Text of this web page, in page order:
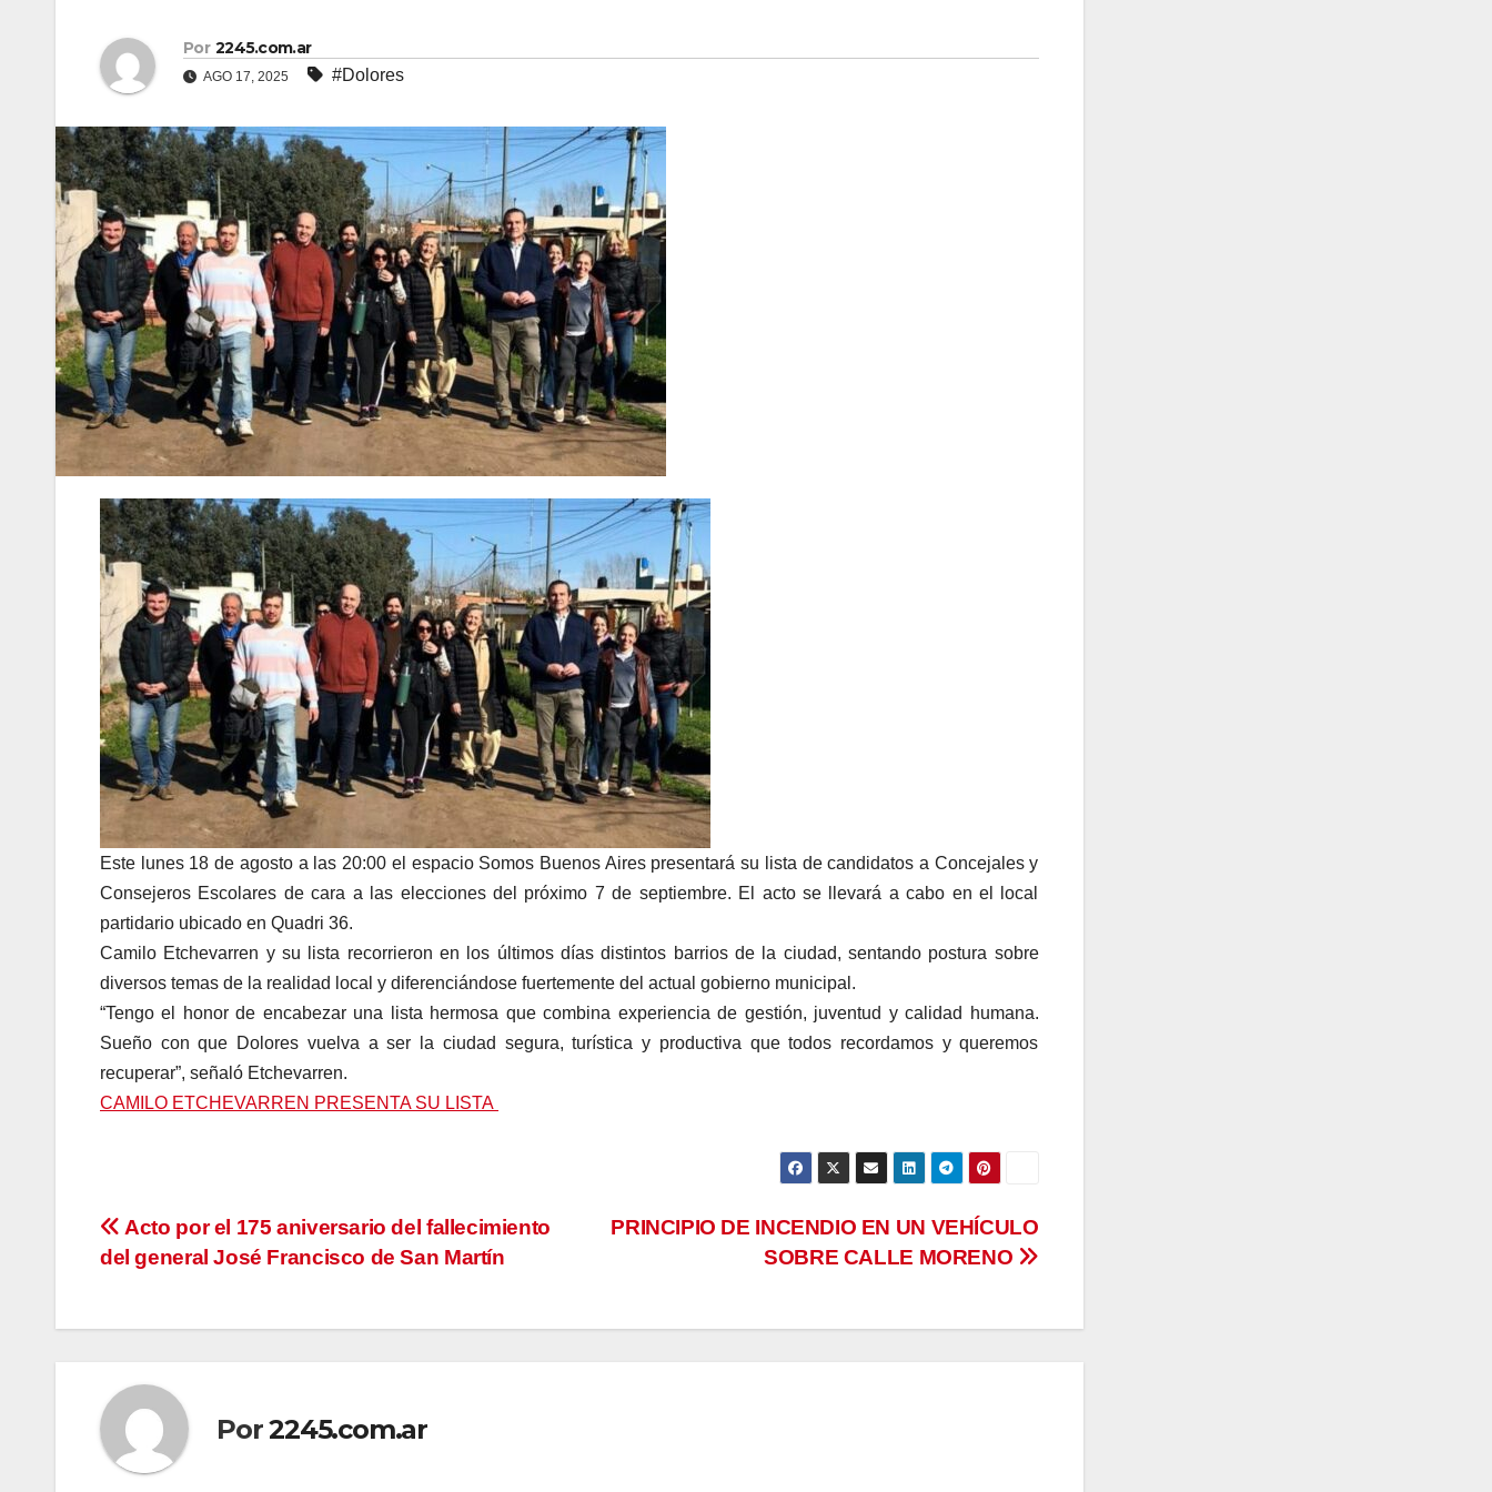
Por 2245.com.ar
AGO 17, 2025 #Dolores
Este lunes 18 de agosto a las 20:00 el espacio Somos Buenos Aires presentará su lista de candidatos a Concejales y
Consejeros Escolares de cara a las elecciones del próximo 7 de septiembre. El acto se llevará a cabo en el local
partidario ubicado en Quadri 36.
Camilo Etchevarren y su lista recorrieron en los últimos días distintos barrios de la ciudad, sentando postura sobre
diversos temas de la realidad local y diferenciándose fuertemente del actual gobierno municipal.
“Tengo el honor de encabezar una lista hermosa que combina experiencia de gestión, juventud y calidad humana.
Sueño con que Dolores vuelva a ser la ciudad segura, turística y productiva que todos recordamos y queremos
recuperar”, señaló Etchevarren.
CAMILO ETCHEVARREN PRESENTA SU LISTA
Navegación
de
entradas
PRINCIPIO DE INCENDIO EN UN VEHÍCULO
SOBRE CALLE MORENO
Acto por el 175 aniversario del fallecimiento
del general José Francisco de San Martín
Por2245.com.ar